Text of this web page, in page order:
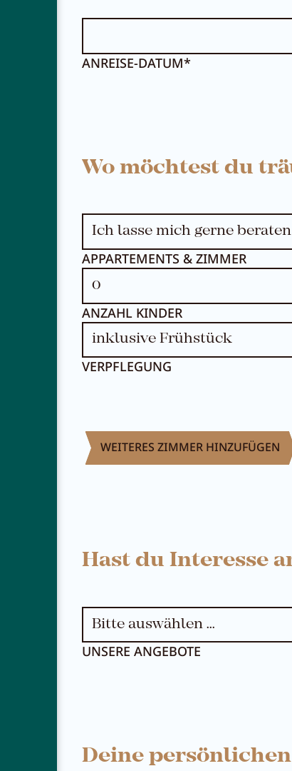
KONTAKT
ANREISE-DATUM*
Wo möchtest du
APPARTEMENTS & ZIMMER
VERPFLEGUNG
ANZAHL KINDER
WEITERES ZIMMER HINZUFÜGEN
Hast du Interesse
UNSERE ANGEBOTE
Deine